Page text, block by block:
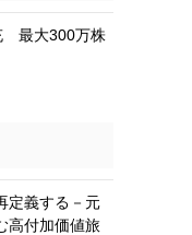
最大300万株
定義する－元
高付加価値旅